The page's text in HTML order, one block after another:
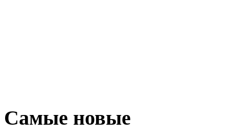
Самые новые